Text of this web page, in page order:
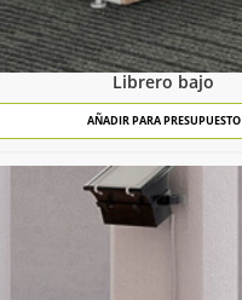
Librero bajo
AÑADIR PARA PRESUPUESTO